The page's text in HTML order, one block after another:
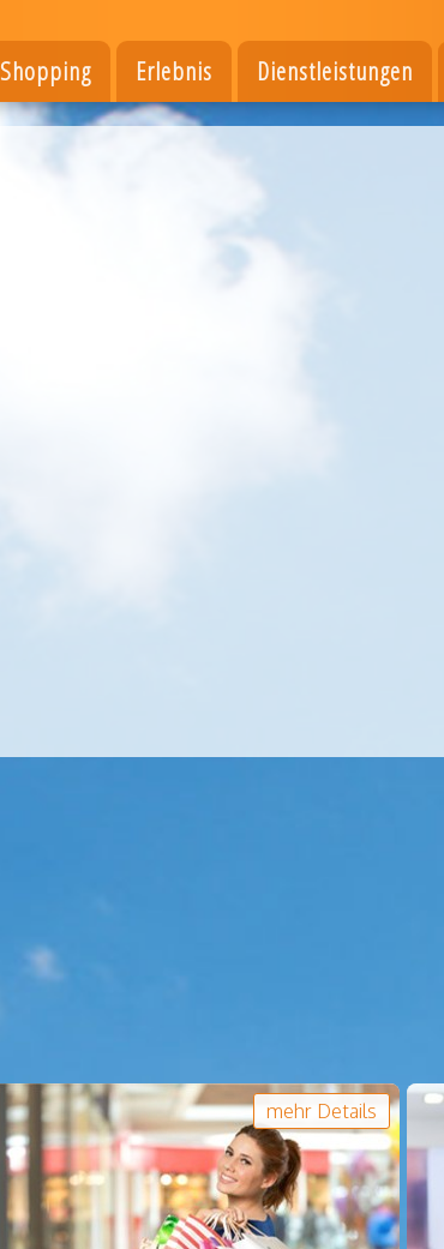
Shopping Erlebnis Dienstleistungen
mehr Details